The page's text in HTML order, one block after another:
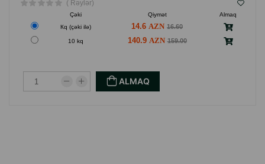
( Rəylər)
Çəki Qiymət
Almaq
Кq (çəki ilə)
14.6 16.60
10 kq 140.9 159.00
ALMAQ